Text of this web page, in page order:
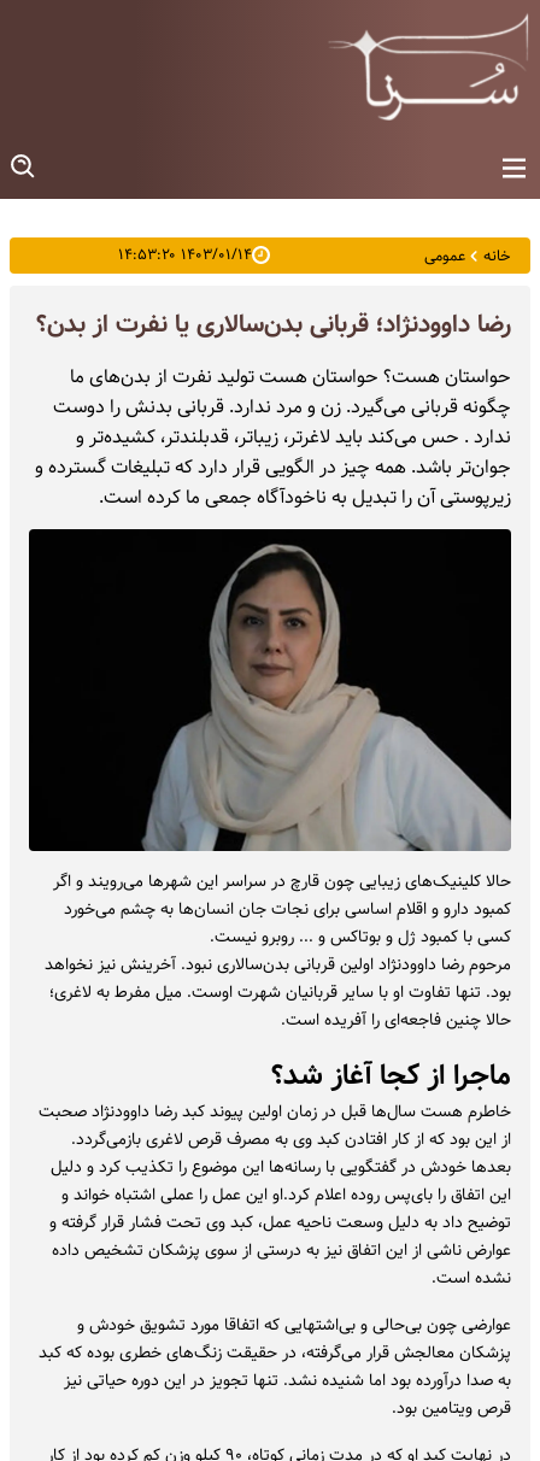
خانه عمومی ۱۴۰۳/۰۱/۱۴ ۱۴:۵۳:۲۰
رضا داوودنژاد؛ قربانی بدن‌سالاری یا نفرت از بدن؟
حواستان هست؟ حواستان هست تولید نفرت از بدن‌های ما
چگونه قربانی می‌گیرد. زن و مرد ندارد. قربانی بدنش را دوست
ندارد . حس می‌کند باید لاغرتر، زیباتر، قدبلندتر، کشیده‌تر و
جوان‌تر باشد. همه چیز در الگویی قرار دارد که تبلیغات گسترده و
زیرپوستی آن را تبدیل به ناخودآگاه جمعی ما کرده است.
حالا کلینیک‌های زیبایی چون قارچ در سراسر این شهرها می‌رویند و اگر
کمبود دارو و اقلام اساسی برای نجات جان انسان‌ها به چشم می‌خورد
کسی با کمبود ژل و بوتاکس و ... روبرو نیست.
مرحوم رضا داوودنژاد اولین قربانی بدن‌سالاری نبود. آخرینش نیز نخواهد
بود. تنها تفاوت او با سایر قربانیان شهرت اوست. میل مفرط به لاغری؛
حالا چنین فاجعه‌ای را آفریده است.
ماجرا از کجا آغاز شد؟
خاطرم هست سال‌ها قبل در زمان اولین پیوند کبد رضا داوودنژاد صحبت
از این بود که از کار افتادن کبد وی به مصرف قرص لاغری بازمی‌گردد.
بعدها خودش در گفتگویی با رسانه‌ها این موضوع را تکذیب کرد و دلیل
این اتفاق را بای‌پس روده اعلام کرد.او این عمل را عملی اشتباه خواند و
توضیح داد به دلیل وسعت ناحیه عمل، کبد وی تحت فشار قرار گرفته و
عوارض ناشی از این اتفاق نیز به درستی از سوی پزشکان تشخیص داده
نشده است.
عوارضی چون بی‌حالی و بی‌اشتهایی که اتفاقا مورد تشویق خودش و
پزشکان معالجش قرار می‌گرفته، در حقیقت زنگ‌های خطری بوده که کبد
به صدا درآورده بود اما شنیده نشد. تنها تجویز در این دوره حیاتی نیز
قرص ویتامین بود.
در نهایت کبد او که در مدت زمانی کوتاه، ٩٠ کیلو وزن کم کرده بود از کار